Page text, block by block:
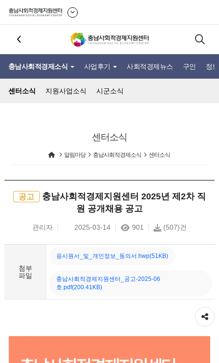
충남사회적경제소식 사업후기 사회적경제뉴스 구인 정
센터소식 지원사업소식 시군소식
센터소식
알림마당 충남사회적경제소식 센터소식
공고
충남사회적경제지원센터 2025년 제2차 직
원 공개채용 공고
관리자 2025-03-14 901 (507)건
첨부
파일
응시원서_및_개인정보_동의서.hwp(51KB)
충남사회적경제지원센터_공고-2025-06
호.pdf(200.41KB)
공유하기